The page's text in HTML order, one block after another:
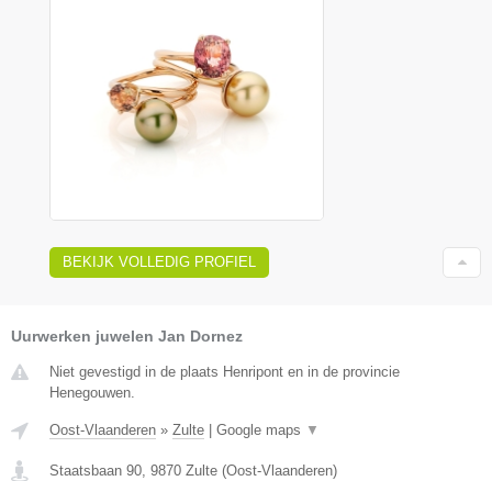
BEKIJK VOLLEDIG PROFIEL
Uurwerken juwelen Jan Dornez
Niet gevestigd in de plaats Henripont en in de provincie
Henegouwen.
Oost-Vlaanderen » Zulte Google maps ▼
Staatsbaan 90, 9870 Zulte (Oost-Vlaanderen)